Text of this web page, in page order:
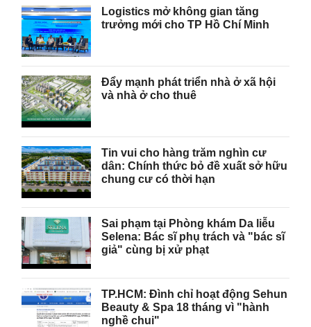
Logistics mở không gian tăng
trưởng mới cho TP Hồ Chí Minh
Đẩy mạnh phát triển nhà ở xã hội
và nhà ở cho thuê
Tin vui cho hàng trăm nghìn cư
dân: Chính thức bỏ đề xuất sở hữu
chung cư có thời hạn
Sai phạm tại Phòng khám Da liễu
Selena: Bác sĩ phụ trách và "bác sĩ
giả" cùng bị xử phạt
TP.HCM: Đình chỉ hoạt động Sehun
Beauty & Spa 18 tháng vì "hành
nghề chui"